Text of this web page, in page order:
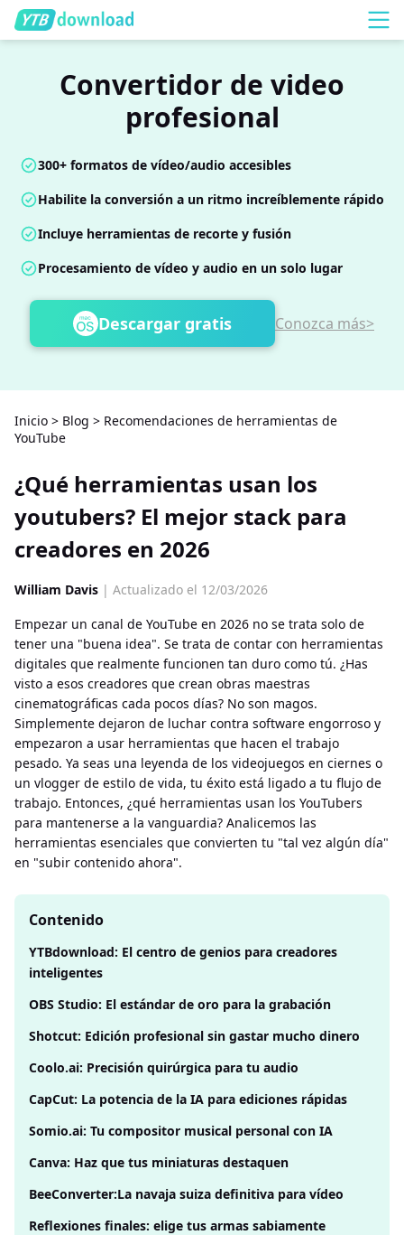
Convertidor de video
profesional
300+ formatos de vídeo/audio accesibles
Habilite la conversión a un ritmo increíblemente rápido
Incluye herramientas de recorte y fusión
Procesamiento de vídeo y audio en un solo lugar
Descargar gratis Conozca más>
Inicio > Blog > Recomendaciones de herramientas de
YouTube
¿Qué herramientas usan los
youtubers? El mejor stack para
creadores en 2026
William Davis | Actualizado el 12/03/2026
Empezar un canal de YouTube en 2026 no se trata solo de
tener una "buena idea". Se trata de contar con herramientas
digitales que realmente funcionen tan duro como tú. ¿Has
visto a esos creadores que crean obras maestras
cinematográficas cada pocos días? No son magos.
Simplemente dejaron de luchar contra software engorroso y
empezaron a usar herramientas que hacen el trabajo
pesado. Ya seas una leyenda de los videojuegos en ciernes o
un vlogger de estilo de vida, tu éxito está ligado a tu flujo de
trabajo. Entonces, ¿qué herramientas usan los YouTubers
para mantenerse a la vanguardia? Analicemos las
herramientas esenciales que convierten tu "tal vez algún día"
en "subir contenido ahora".
Contenido
YTBdownload: El centro de genios para creadores
inteligentes
OBS Studio: El estándar de oro para la grabación
Shotcut: Edición profesional sin gastar mucho dinero
Coolo.ai: Precisión quirúrgica para tu audio
CapCut: La potencia de la IA para ediciones rápidas
Somio.ai: Tu compositor musical personal con IA
Canva: Haz que tus miniaturas destaquen
BeeConverter:La navaja suiza definitiva para vídeo
Reflexiones finales: elige tus armas sabiamente